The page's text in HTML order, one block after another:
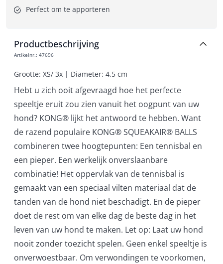
Perfect om te apporteren
Productbeschrijving
Artikelnr.: 47696
Grootte: XS/ 3x | Diameter: 4,5 cm
Hebt u zich ooit afgevraagd hoe het perfecte
speeltje eruit zou zien vanuit het oogpunt van uw
hond? KONG® lijkt het antwoord te hebben. Want
de razend populaire KONG® SQUEAKAIR® BALLS
combineren twee hoogtepunten: Een tennisbal en
een pieper. Een werkelijk onverslaanbare
combinatie! Het oppervlak van de tennisbal is
gemaakt van een speciaal vilten materiaal dat de
tanden van de hond niet beschadigt. En de pieper
doet de rest om van elke dag de beste dag in het
leven van uw hond te maken. Let op: Laat uw hond
nooit zonder toezicht spelen. Geen enkel speeltje is
onverwoestbaar. Om verwondingen te voorkomen,